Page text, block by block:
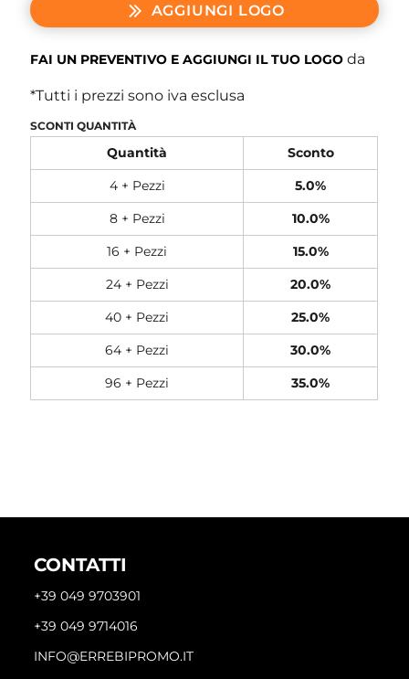
AGGIUNGI LOGO
FAI UN PREVENTIVO E AGGIUNGI IL TUO LOGO da
*Tutti i prezzi sono iva esclusa
SCONTI QUANTITÀ
Quantità
Sconto
4 + Pezzi
5.0%
8 + Pezzi
10.0%
16 + Pezzi
15.0%
24 + Pezzi
20.0%
40 + Pezzi
25.0%
64 + Pezzi
30.0%
96 + Pezzi
35.0%
CONTATTI
+39 049 9703901
+39 049 9714016
INFO@ERREBIPROMO.IT